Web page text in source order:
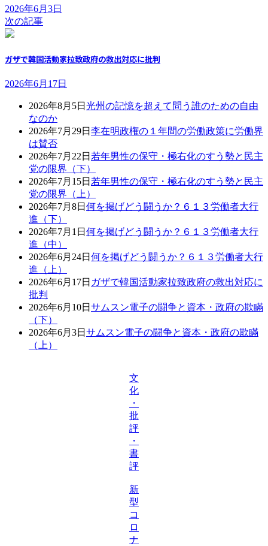
2026年6月3日
次の記事
ガザで韓国活動家拉致政府の救出対応に批判
2026年6月17日
2026年8月5日 光州の記憶を超えて問う誰のための自由
なのか
2026年7月29日 李在明政権の１年間の労働政策に労働界
は賛否
2026年7月22日 若年男性の保守・極右化のすう勢と民主
党の限界（下）
2026年7月15日 若年男性の保守・極右化のすう勢と民主
党の限界（上）
2026年7月8日 何を掲げどう闘うか？６１３労働者大行
進（下）
2026年7月1日 何を掲げどう闘うか？６１３労働者大行
進（中）
2026年6月24日 何を掲げどう闘うか？６１３労働者大行
進（上）
2026年6月17日 ガザで韓国活動家拉致政府の救出対応に
批判
2026年6月10日 サムスン電子の闘争と資本・政府の欺瞞
（下）
2026年6月3日 サムスン電子の闘争と資本・政府の欺瞞
（上）
文
化
・
批
評
・
書
評
新
型
コ
ロ
ナ